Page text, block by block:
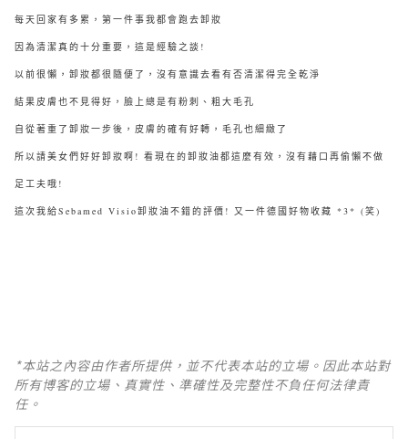
每天回家有多累，第一件事我都會跑去卸妝
因為清潔真的十分重要，這是經驗之談!
以前很懶，卸妝都很隨便了，沒有意識去看有否清潔得完全乾淨
結果皮膚也不見得好，臉上總是有粉刺、粗大毛孔
自從著重了卸妝一步後，皮膚的確有好轉，毛孔也細緻了
所以請美女們好好卸妝啊! 看現在的卸妝油都這麼有效，沒有藉口再偷懶不做
足工夫哦!
這次我給Sebamed Visio卸妝油不錯的評價! 又一件德國好物收藏 *3* (笑)
*本站之內容由作者所提供，並不代表本站的立場。因此本站對
所有博客的立場、真實性、準確性及完整性不負任何法律責
任。